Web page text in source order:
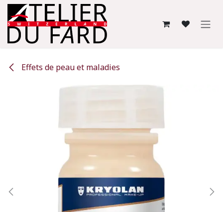
Se rendre au contenu
Effets de peau et maladies